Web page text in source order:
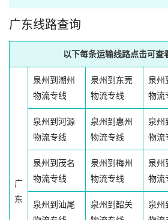
广东线路查询
以下每条运输线路点击可查
广
东
泉州到潮州
物流专线
泉州到东莞
物流专线
泉州
物流
泉州到河源
物流专线
泉州到惠州
物流专线
泉州
物流
泉州到茂名
物流专线
泉州到梅州
物流专线
泉州
物流
泉州到汕尾
泉州到韶关
泉州